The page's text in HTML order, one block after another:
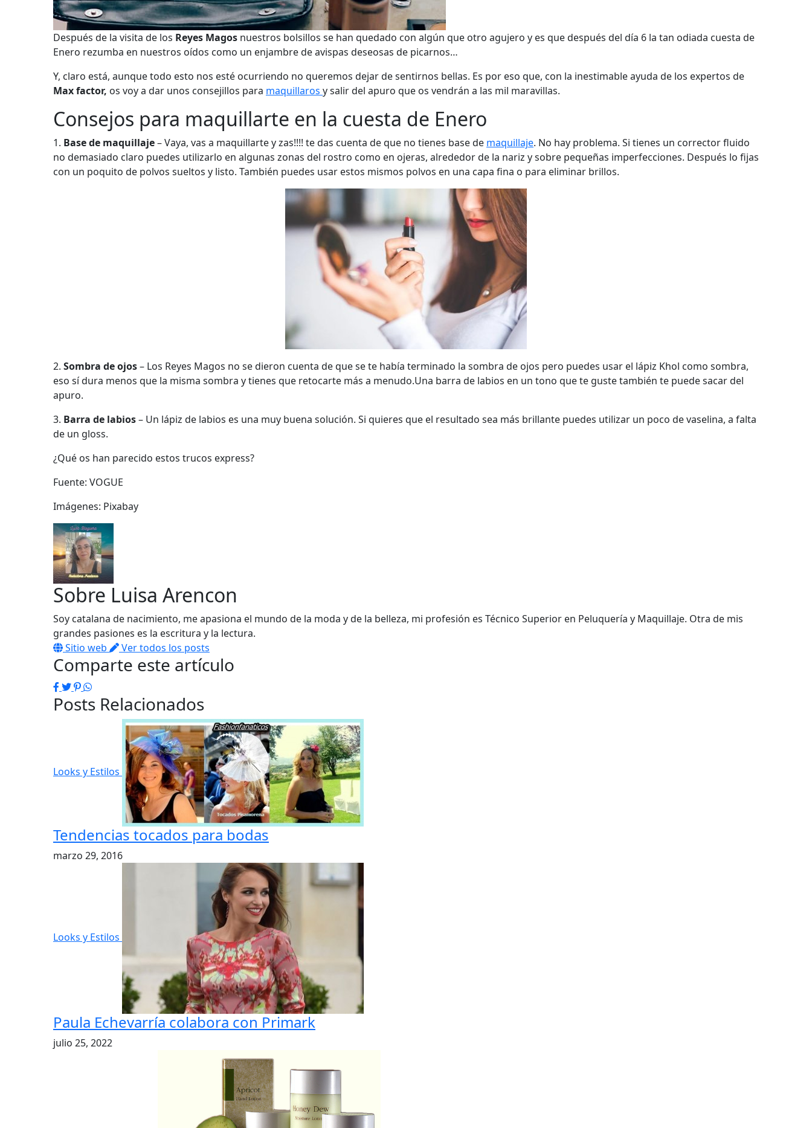
Después de la visita de los Reyes Magos nuestros bolsillos se han quedado con algún que otro agujero y es que después del día 6 la tan odiada cuesta de
Enero rezumba en nuestros oídos como un enjambre de avispas deseosas de picarnos…
Y, claro está, aunque todo esto nos esté ocurriendo no queremos dejar de sentirnos bellas. Es por eso que, con la inestimable ayuda de los expertos de
Max factor, os voy a dar unos consejillos para maquillaros y salir del apuro que os vendrán a las mil maravillas.
Consejos para maquillarte en la cuesta de Enero
1. Base de maquillaje– Vaya, vas a maquillarte y zas!!!! te das cuenta de que no tienes base de maquillaje. No hay problema. Si tienes un corrector fluido
no demasiado claro puedes utilizarlo en algunas zonas del rostro como en ojeras, alrededor de la nariz y sobre pequeñas imperfecciones. Después lo fijas
con un poquito de polvos sueltos y listo. También puedes usar estos mismos polvos en una capa fina o para eliminar brillos.
2. Sombra de ojos– Los Reyes Magos no se dieron cuenta de que se te había terminado la sombra de ojos pero puedes usar el lápiz Khol como sombra,
eso sí dura menos que la misma sombra y tienes que retocarte más a menudo.Una barra de labios en un tono que te guste también te puede sacar del
apuro.
3. Barra de labios– Un lápiz de labios es una muy buena solución. Si quieres que el resultado sea más brillante puedes utilizar un poco de vaselina, a falta
de un gloss.
¿Qué os han parecido estos trucos express?
Fuente: VOGUE
Imágenes: Pixabay
Sobre Luisa Arencon
Soy catalana de nacimiento, me apasiona el mundo de la moda y de la belleza, mi profesión es Técnico Superior en Peluquería y Maquillaje. Otra de mis
grandes pasiones es la escritura y la lectura.
Sitio web
Ver todos los posts
Comparte este artículo
Facebook
Twitter
Pinterest
WhatsApp
Posts Relacionados
Looks y Estilos
Tendencias tocados para bodas
marzo 29, 2016
Looks y Estilos
Paula Echevarría colabora con Primark
julio 25, 2022